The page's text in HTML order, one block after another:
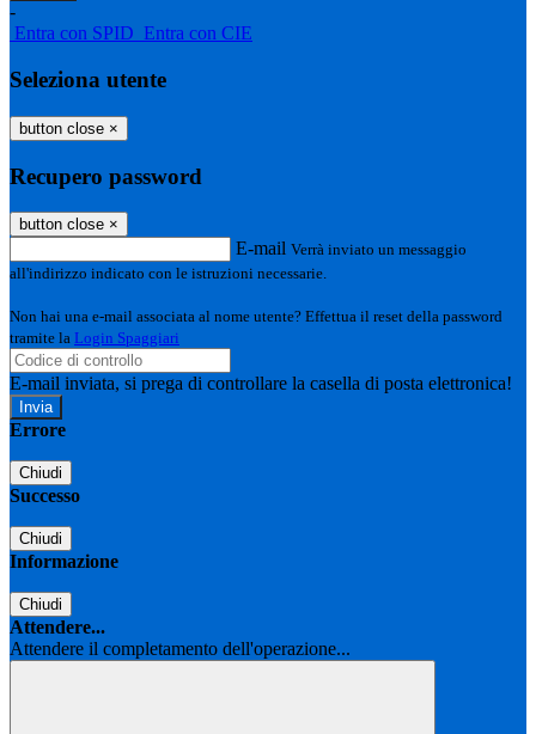
-
Entra con SPID Entra con CIE
Seleziona utente
button close ×
Recupero password
button close ×
E-mail Verrà inviato un messaggio
all'indirizzo indicato con le istruzioni necessarie.
Non hai una e-mail associata al nome utente? Effettua il reset della password
tramite la Login Spaggiari
E-mail inviata, si prega di controllare la casella di posta elettronica!
Errore
Chiudi
Successo
Chiudi
Informazione
Chiudi
Attendere...
Attendere il completamento dell'operazione...